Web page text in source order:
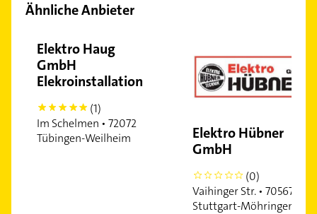
Ähnliche Anbieter
Elektro Haug
GmbH
Elekroinstallation
5
(1)
Im Schelmen • 72072
Tübingen-Weilheim
Elektro Hübner
GmbH
0
(0)
Vaihinger Str. • 70567
Stuttgart-Möhringen